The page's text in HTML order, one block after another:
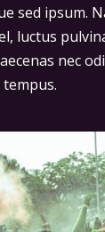
sed ipsum.
luctus
nec